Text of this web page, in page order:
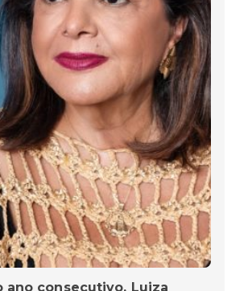
ano consecutivo, Luiza